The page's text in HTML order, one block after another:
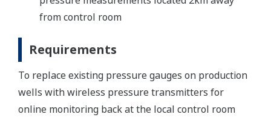
from control room
Requirements
To replace existing pressure gauges on production
wells with wireless pressure transmitters for
online monitoring back at the local control room